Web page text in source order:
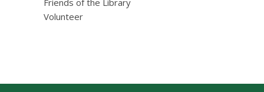
Volunteer